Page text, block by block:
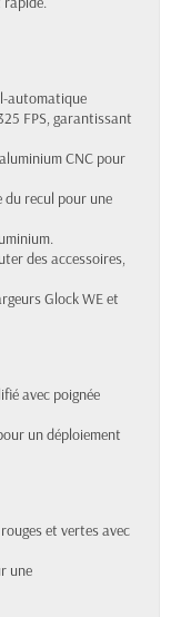
automatique
FPS, garantissant
CNC pour
recul pour une
des accessoires,
Glock WE et
avec poignée
un déploiement
et vertes avec
une